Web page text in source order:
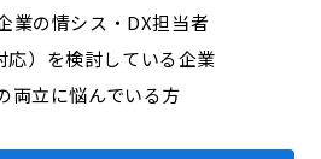
業の情シス・DX担当者
）を検討している企業
両立に悩んでいる方